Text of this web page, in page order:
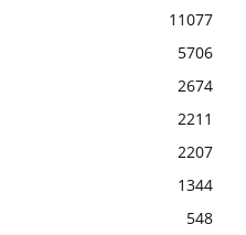
11077
5706
2674
2211
2207
1344
548